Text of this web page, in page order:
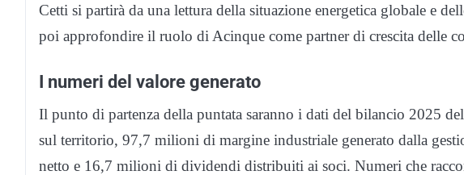
Cetti si partirà da una lettura della situazione energetica globale e
poi approfondire il ruolo di Acinque come partner di crescita delle
I numeri del valore generato
Il punto di partenza della puntata saranno i dati del bilancio 2025
sul territorio, 97,7 milioni di margine industriale generato dalla
netto e 16,7 milioni di dividendi distribuiti ai soci. Numeri che